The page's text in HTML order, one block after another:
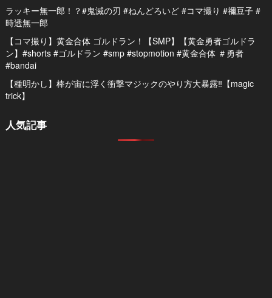
ラッキー無一郎！？#鬼滅の刃 #ねんどろいど #コマ撮り #禰豆子 #
時透無一郎
【コマ撮り】黄金合体 ゴルドラン！【SMP】【黄金勇者ゴルドラ
ン】#shorts #ゴルドラン #smp #stopmotion #黄金合体 ＃勇者
#bandai
【種明かし】棒が宙に浮く衝撃マジックのやり方大暴露‼️【magic
trick】
人気記事